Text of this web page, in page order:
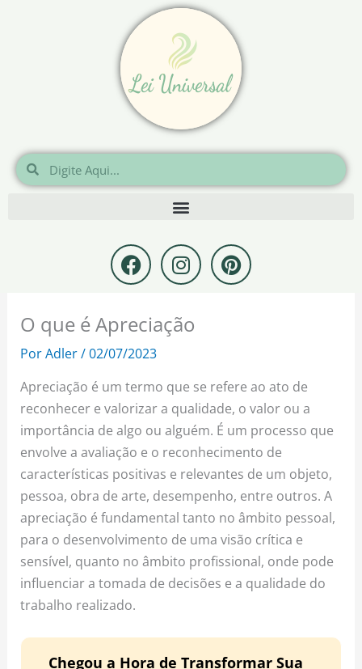
Pesquisar
Pesquisar
F
a
c
e
b
o
k
I
n
s
t
a
a
m
P
i
n
s
t
O que é Apreciação
PorAdler/02/07/2023
Apreciação é um termo que se refere ao ato de
reconhecer e valorizar a qualidade, o valor ou a
importância de algo ou alguém. É um processo que
envolve a avaliação e o reconhecimento de
características positivas e relevantes de um objeto,
pessoa, obra de arte, desempenho, entre outros. A
apreciação é fundamental tanto no âmbito pessoal,
para o desenvolvimento de uma visão crítica e
sensível, quanto no âmbito profissional, onde pode
influenciar a tomada de decisões e a qualidade do
trabalho realizado.
Chegou a Hora de Transformar Sua